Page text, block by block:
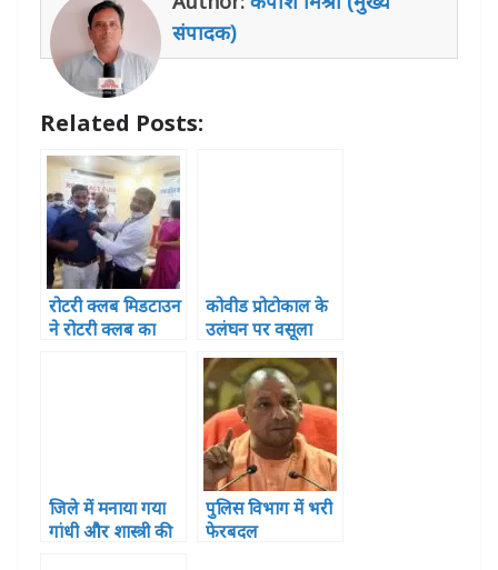
A
p
p
o
o
k
r n
g
dI
n
संपादक)
Related Posts:
रोटरी क्लब मिडटाउन
ने रोटरी क्लब का
कोवीड प्रोटोकाल के
उलंघन पर वसूला
गया 23.24 लाख का
जुर्माना
जिले में मनाया गया
गांधी और शास्त्री की
पुलिस विभाग में भरी
फेरबदल